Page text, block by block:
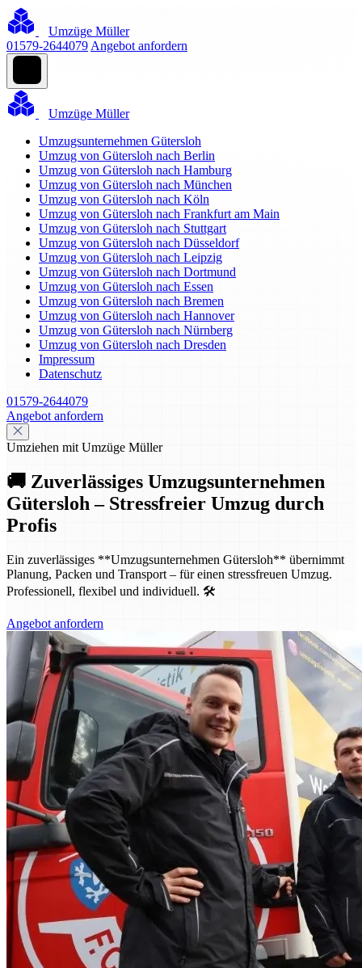
Umzüge Müller
01579-2644079 Angebot anfordern
Umzüge Müller
Umzugsunternehmen Gütersloh
Umzug von Gütersloh nach Berlin
Umzug von Gütersloh nach Hamburg
Umzug von Gütersloh nach München
Umzug von Gütersloh nach Köln
Umzug von Gütersloh nach Frankfurt am Main
Umzug von Gütersloh nach Stuttgart
Umzug von Gütersloh nach Düsseldorf
Umzug von Gütersloh nach Leipzig
Umzug von Gütersloh nach Dortmund
Umzug von Gütersloh nach Essen
Umzug von Gütersloh nach Bremen
Umzug von Gütersloh nach Hannover
Umzug von Gütersloh nach Nürnberg
Umzug von Gütersloh nach Dresden
Impressum
Datenschutz
01579-2644079
Angebot anfordern
Umziehen mit Umzüge Müller
🚚 Zuverlässiges Umzugsunternehmen
Gütersloh – Stressfreier Umzug durch
Profis
Ein zuverlässiges **Umzugsunternehmen Gütersloh** übernimmt
Planung, Packen und Transport – für einen stressfreuen Umzug.
Professionell, flexibel und individuell. 🛠️
Angebot anfordern